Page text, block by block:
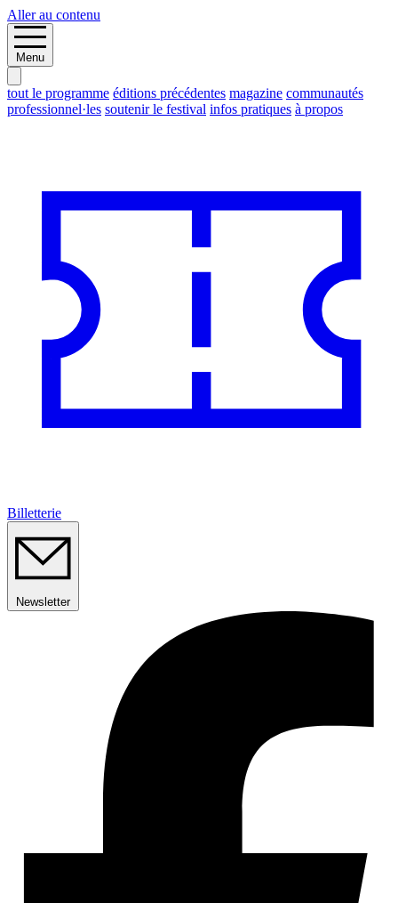
Aller au contenu
Menu
tout le programme éditions précédentes magazine communautés
professionnel·les soutenir le festival infos pratiques à propos
Billetterie
Newsletter